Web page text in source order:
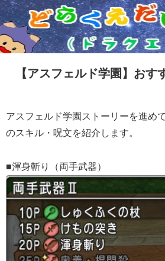
【アスフェルド学園】おす
アスフェルド学園ストーリーを進め
のスキル・呪文を紹介します。
■渾身斬り（両手武器）